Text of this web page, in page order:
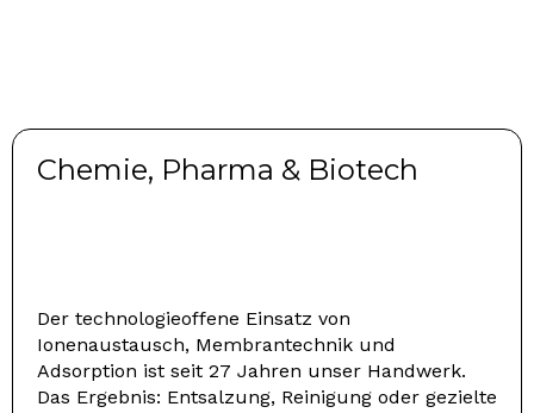
Chemie, Pharma & Biotech
Der technologieoffene Einsatz von
Ionenaustausch, Membrantechnik und
Adsorption ist seit 27 Jahren unser Handwerk.
Das Ergebnis: Entsalzung, Reinigung oder gezielte